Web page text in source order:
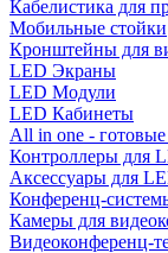
Кабелистика для
Мобильные стойки
Кронштейны для
LED Экраны
LED Модули
LED Кабинеты
All in one -
Контроллеры для
Аксессуары для
Конференц-
Камеры для
Видеоконференц-